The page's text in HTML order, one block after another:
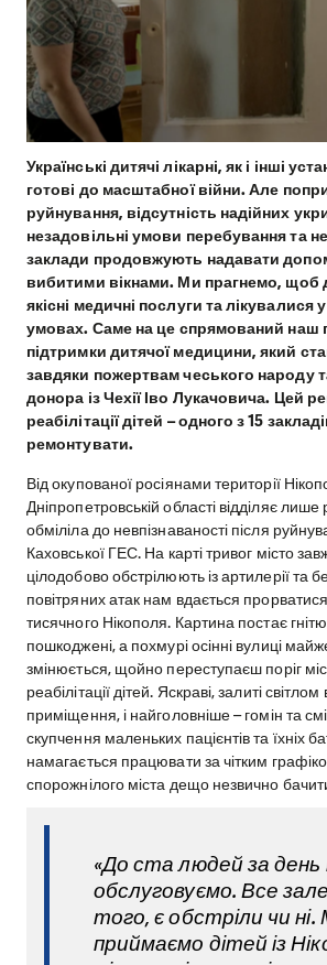
Українські дитячі лікарні, як і інші
готові до масштабної війни. Але
руйнування, відсутність надійних
незадовільні умови перебування та
заклади продовжують надавати
вибитими вікнами. Ми прагнемо, щоб
якісні медичні послуги та
умовах. Саме на це спрямований наш
підтримки дитячої медицини, який
завдяки пожертвам чеського народу
донора із Чехії Іво Лукачовича. Цей
реабілітації дітей – одного з 15
ремонтувати.
Від окупованої росіянами території
Дніпропетровській області відділяє лише
обміліла до невпізнаваності після
Каховської ГЕС. На карті тривог місто
цілодобово обстрілюють із артилерії та
повітряних атак нам вдається
тисячного Нікополя. Картина постає
пошкоджені, а похмурі осінні вулиці
змінюється, щойно переступаєш поріг
реабілітації дітей. Яскраві, залиті
приміщення, і найголовніше – гомін та
скупчення маленьких пацієнтів та їхніх
намагається працювати за чітким
спорожнілого міста дещо незвично
«До ста людей за день
обслуговуємо. Все
того, є обстріли чи ні.
приймаємо дітей із